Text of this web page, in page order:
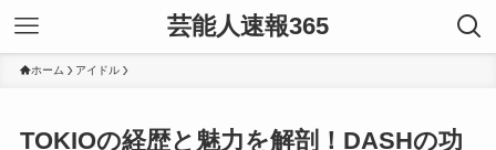
芸能人速報365
ホーム アイドル
TOKIOの経歴と魅力を解剖！DASHの功